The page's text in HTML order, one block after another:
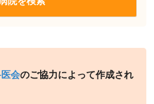
会のご協力によって作成され